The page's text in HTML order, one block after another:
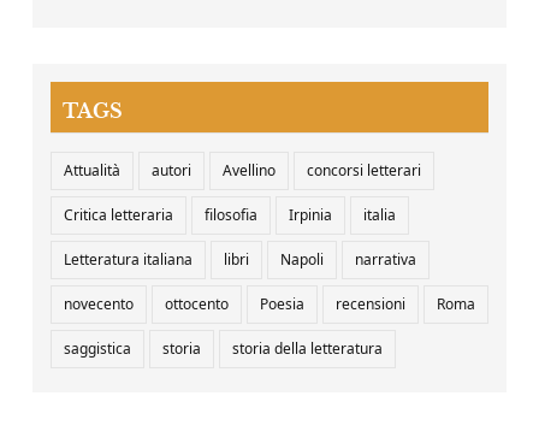
TAGS
Attualità autori Avellino concorsi letterari
Critica letteraria filosofia Irpinia italia
Letteratura italiana libri Napoli narrativa
novecento ottocento Poesia recensioni Roma
saggistica storia storia della letteratura